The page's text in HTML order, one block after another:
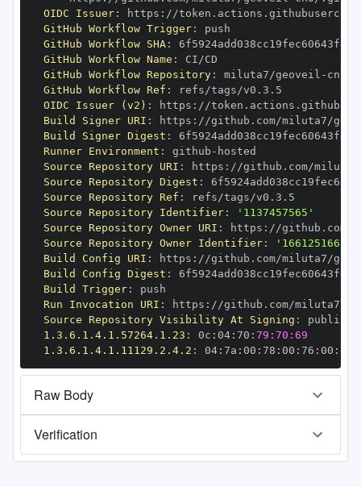
OIDC Issuer: https :
GitHub Workflow Trigger:
GitHub Workflow SHA:
GitHub Workflow Name :
GitHub Workflow Repository: miluta7/geoveil -
GitHub Workflow Ref :
OIDC Issuer (v2) : https :
Build Signer URI : https : //github.com/miluta7/
Build Signer Digest :
Runner Environment : github -
Source Repository URI : https : //github.com/
Source Repository Digest :
Source Repository Ref :
Source Repository Identifier:
'1137457565'
Source Repository Owner URI : https :
Source Repository Owner Identifier:
'166125166'
Build Config URI : https : //github.com/miluta7/
Build Config Digest :
Build Trigger:
Run Invocation URI : https : //github.com/miluta7/
Source Repository Visibility At Signing :
1.3.6.1.4.1.57264.1.23 : 0c : 04: 70 : 79:70:69
1.3.6.1.4.1.11129.2.4.2 : 04: 7a : 00 : 78 : 00 : 76 : 00 : dd
Raw Body
Verification